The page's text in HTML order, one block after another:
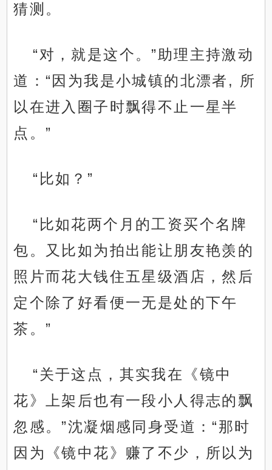
猜测。
“对，就是这个。”助理主持激动
道：“因为我是小城镇的北漂者, 所
以在进入圈子时飘得不止一星半
点。”
“比如？”
“比如花两个月的工资买个名牌
包。又比如为拍出能让朋友艳羡的
照片而花大钱住五星级酒店，然后
定个除了好看便一无是处的下午
茶。”
“关于这点，其实我在《镜中
花》上架后也有一段小人得志的飘
忽感。”沈凝烟感同身受道：“那时
因为《镜中花》赚了不少，所以为